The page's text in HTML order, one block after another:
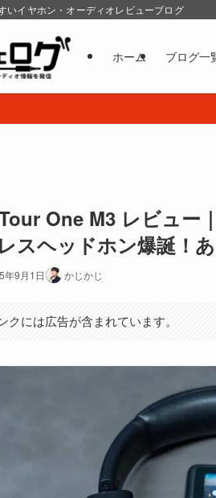
いイヤホン・オーディオレビューブログ
ホーム ブログ一
One M3 レビュー
スヘッドホン爆誕！
年9月1日 かじかじ
クには広告が含まれています。